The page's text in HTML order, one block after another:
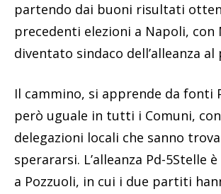
partendo dai buoni risultati
precedenti elezioni a Napoli, con
diventato sindaco dell’alleanza
Il cammino, si apprende da fonti
però uguale in tutti i Comuni,
delegazioni locali che sanno
sperararsi. L’alleanza Pd-5Stelle
a Pozzuoli, in cui i due partiti